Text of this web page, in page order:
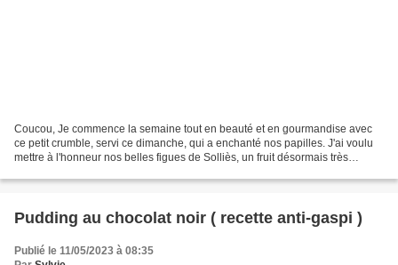
Coucou, Je commence la semaine tout en beauté et en gourmandise avec
ce petit crumble, servi ce dimanche, qui a enchanté nos papilles. J'ai voulu
mettre à l'honneur nos belles figues de Solliès, un fruit désormais très
Pudding au chocolat noir ( recette anti-gaspi )
Publié le 11/05/2023 à 08:35